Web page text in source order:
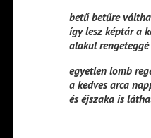
betű betűre
így lesz képtár a
alakul rengeteggé
egyetlen lomb
a kedves arca
és éjszaka is